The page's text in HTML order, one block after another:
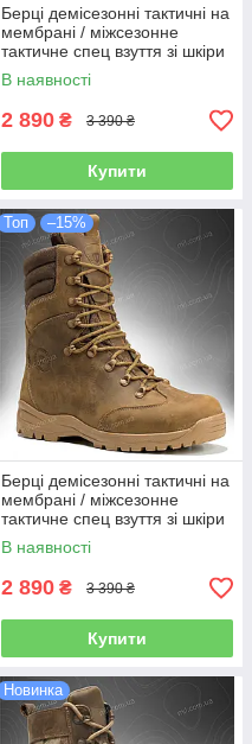
Берці демісезонні тактичні на
мембрані / міжсезонне
тактичне спец взуття зі шкіри
OMEGA Stimul (olive)
В наявності
2 890 ₴ 3 390 ₴
Купити
Топ –15%
Берці демісезонні тактичні на
мембрані / міжсезонне
тактичне спец взуття зі шкіри
OMEGA Stimul (coyote)
В наявності
2 890 ₴ 3 390 ₴
Купити
Новинка